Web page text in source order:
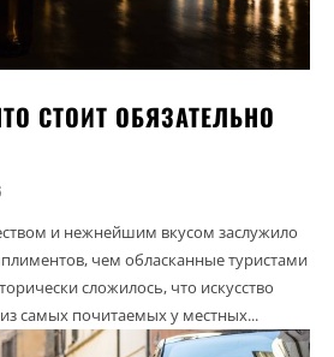
СТОИТ ОБЯЗАТЕЛЬНО
и нежнейшим вкусом заслужило
чем обласканные туристами
сложилось, что искусство
самых почитаемых у местных...